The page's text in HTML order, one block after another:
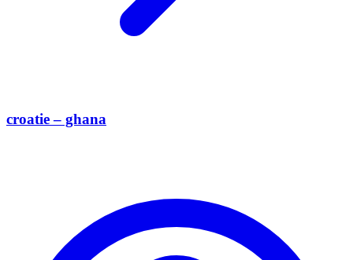
croatie – ghana